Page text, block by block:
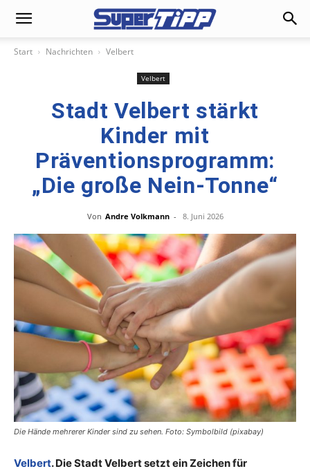
Start Nachrichten Velbert
Velbert
Stadt Velbert stärkt
Kinder mit
Präventionsprogramm:
„Die große Nein-Tonne“
Von Andre Volkmann - 8. Juni 2026
Die Hände mehrerer Kinder sind zu sehen. Foto: Symbolbild (pixabay)
Velbert. Die Stadt Velbert setzt ein Zeichen für